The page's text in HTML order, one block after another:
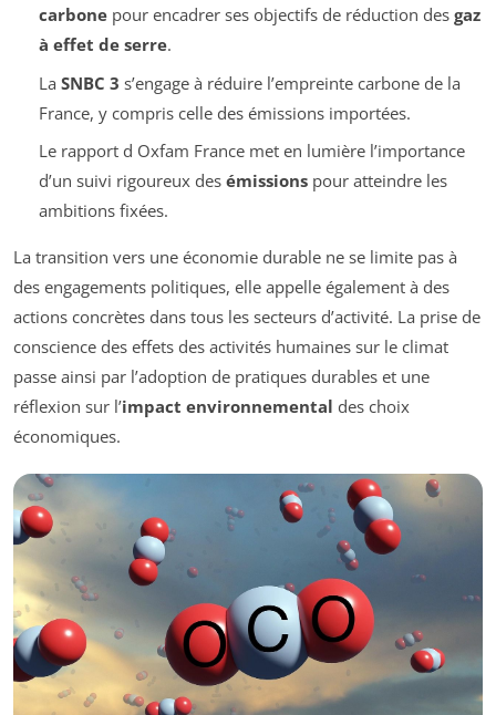
carbonepour encadrer ses objectifs de réduction des gaz
à effet de serre.
La SNBC 3 s’engage à réduire l’empreinte carbone de la
France, y compris celle des émissions importées.
Le rapport d Oxfam France met en lumière l’importance
d’un suivi rigoureux des émissionspour atteindre les
ambitions fixées.
La transition vers une économie durable ne se limite pas à
des engagements politiques, elle appelle également à des
actions concrètes dans tous les secteurs d’activité. La prise de
conscience des effets des activités humaines sur le climat
passe ainsi par l’adoption de pratiques durables et une
réflexion sur l’impact environnemental des choix
économiques.